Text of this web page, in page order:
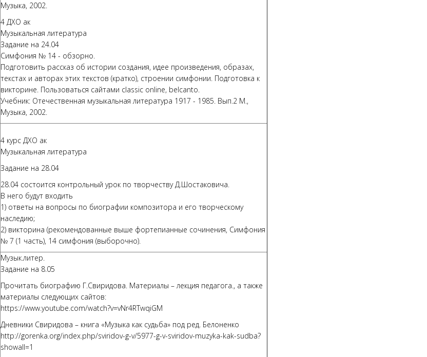
Музыка, 2002.
4 ДХО ак
Музыкальная литература
Задание на 24.04
Симфония № 14 - обзорно.
Подготовить рассказ об истории создания, идее произведения, образах,
текстах и авторах этих текстов (кратко), строении симфонии. Подготовка к
викторине. Пользоваться сайтами classic online, belcanto.
Учебник: Отечественная музыкальная литература 1917 - 1985. Вып.2 М.,
Музыка, 2002.
4 курс ДХО ак
Музыкальная литература
Задание на 28.04
28.04 состоится контрольный урок по творчеству Д.Шостаковича.
В него будут входить
1) ответы на вопросы по биографии композитора и его творческому
наследию;
2) викторина (рекомендованные выше фортепианные сочинения, Симфония
№ 7 (1 часть), 14 симфония (выборочно).
Музык.литер.
Задание на 8.05
Прочитать биографию Г.Свиридова. Материалы – лекция педагога., а также
материалы следующих сайтов:
https://www.youtube.com/watch?v=vNr4RTwqiGM
Дневники Свиридова – книга «Музыка как судьба» под ред. Белоненко
http://gorenka.org/index.php/sviridov-g-v/5977-g-v-sviridov-muzyka-kak-sudba?
showall=1